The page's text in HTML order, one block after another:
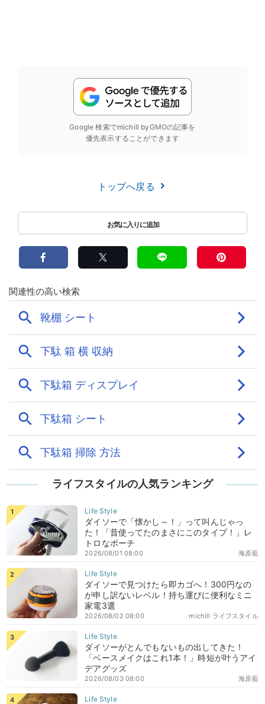
Google 検索でmichill byGMOの記事を
優先表示することができます
トップへ戻る
ライフスタイルの人気ランキング
ダイソーで「懐かし～！」って叫んじゃっ
た！「昔使ってたのまさにこのタイプ！」レ
トロなポーチ
海原藍
2026/08/01 08:00
ダイソーで見つけたら即カゴへ！300円なの
が申し訳ないレベル！持ち運びに便利なミニ
家電3選
michill ライフスタイル
2026/08/02 08:00
ダイソーがとんでもないもの出してきた！
「ベースメイクはこれ1本！」時短が叶うアイ
デアグッズ
海原藍
2026/08/03 08:00